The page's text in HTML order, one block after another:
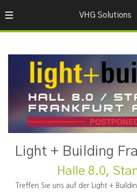
VHG Solutions
Light + Building
Halle 8.0,
Treffen Sie uns auf der Light +